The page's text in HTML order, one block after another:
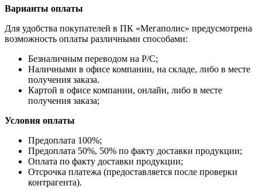
Варианты оплаты
Для удобства покупателей в ПК «Мегаполис» предусмотрена
возможность оплаты различными способами:
Безналичным переводом на Р/С;
Наличными в офисе компании, на складе, либо в месте
получения заказа.
Картой в офисе компании, онлайн, либо в месте
получения заказа;
Условия оплаты
Предоплата 100%;
Предоплата 50%, 50% по факту доставки продукции;
Оплата по факту доставки продукции;
Отсрочка платежа (предоставляется после проверки
контрагента).